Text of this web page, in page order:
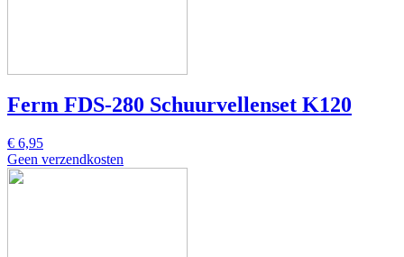
Ferm FDS-280 Schuurvellenset K120
€ 6,95
Geen verzendkosten